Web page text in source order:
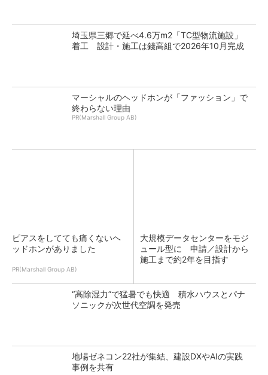
埼玉県三郷で延べ4.6万m2「TC型物流施設」
着工 設計・施工は錢高組で2026年10月完成
マーシャルのヘッドホンが「ファッション」で
終わらない理由
PR(Marshall Group AB)
ピアスをしてても痛くないヘ
ッドホンがありました
PR(Marshall Group AB)
大規模データセンターをモジ
ュール型に 申請／設計から
施工まで約2年を目指す
“高除湿力”で猛暑でも快適 積水ハウスとパナ
ソニックが次世代空調を発売
地場ゼネコン22社が集結、建設DXやAIの実践
事例を共有